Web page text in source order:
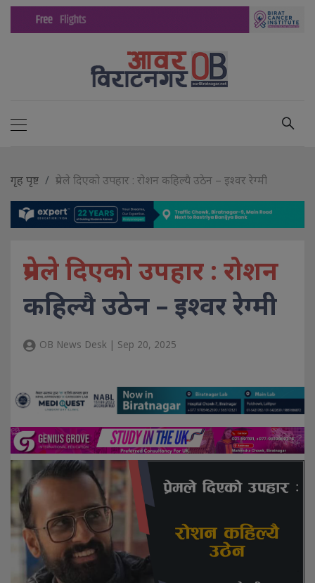
गृह पृष्ट प्रेमले दिएको उपहार : रोशन कहिल्यै उठेन – इश्वर रेग्मी
प्रेमले दिएको उपहार : रोशन
कहिल्यै उठेन – इश्वर रेग्मी
OB News Desk | Sep 20, 2025